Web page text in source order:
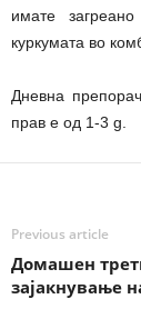
имате
куркумата во
Дневна
прав е од 1-3 g.
Previous article
Домашен
зајакнување